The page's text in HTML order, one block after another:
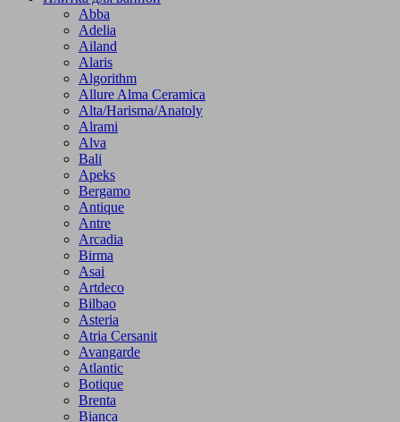
Abba
Adelia
Ailand
Alaris
Algorithm
Allure Alma Ceramica
Alta/Harisma/Anatoly
Alrami
Alva
Bali
Apeks
Bergamo
Antique
Antre
Arcadia
Birma
Asai
Artdeco
Bilbao
Asteria
Atria Cersanit
Avangarde
Atlantic
Botique
Brenta
Bianca